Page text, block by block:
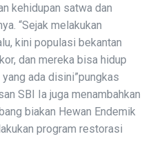
kehidupan satwa dan
“Sejak melakukan
kini populasi bekantan
dan mereka bisa hidup
ada disini”pungkas
SBI Ia juga menambahkan
biakan Hewan Endemik
program restorasi